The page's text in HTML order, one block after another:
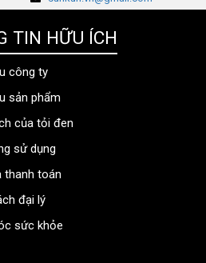
TIN HỮU ÍCH
công ty
sản phẩm
của tỏi đen
sử dụng
thanh toán
đại lý
sức khỏe